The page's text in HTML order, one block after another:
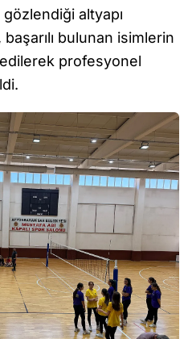
gözlendiği altyapı
bulunan isimlerin
profesyonel